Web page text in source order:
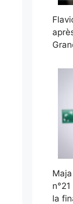
la